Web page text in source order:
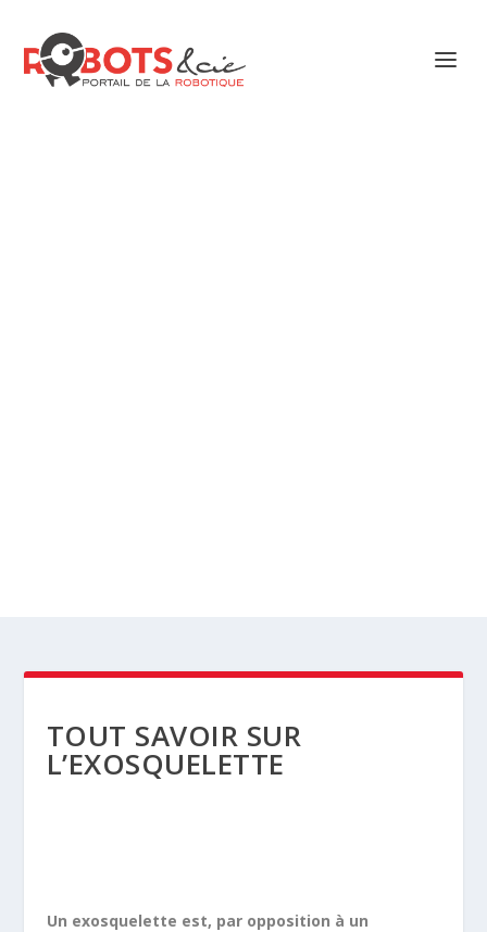
TOUT SAVOIR SUR
L’EXOSQUELETTE
Un exosquelette est, par opposition à un